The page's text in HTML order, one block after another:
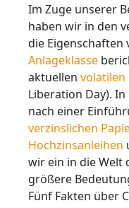
Im Zuge unserer
haben wir in den
die Eigenschaften
Anlageklasse
aktuellen
Liberation Day).
nach einer
verzinslichen
Hochzinsanleihen
wir ein in die Welt
größere
Fünf Fakten über